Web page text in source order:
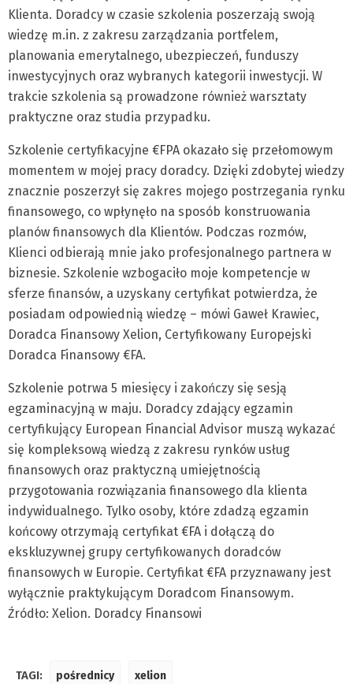
Klienta. Doradcy w czasie szkolenia poszerzają swoją
wiedzę m.in. z zakresu zarządzania portfelem,
planowania emerytalnego, ubezpieczeń, funduszy
inwestycyjnych oraz wybranych kategorii inwestycji. W
trakcie szkolenia są prowadzone również warsztaty
praktyczne oraz studia przypadku.
Szkolenie certyfikacyjne €FPA okazało się przełomowym
momentem w mojej pracy doradcy. Dzięki zdobytej wiedzy
znacznie poszerzył się zakres mojego postrzegania rynku
finansowego, co wpłynęło na sposób konstruowania
planów finansowych dla Klientów. Podczas rozmów,
Klienci odbierają mnie jako profesjonalnego partnera w
biznesie. Szkolenie wzbogaciło moje kompetencje w
sferze finansów, a uzyskany certyfikat potwierdza, że
posiadam odpowiednią wiedzę – mówi Gaweł Krawiec,
Doradca Finansowy Xelion, Certyfikowany Europejski
Doradca Finansowy €FA.
Szkolenie potrwa 5 miesięcy i zakończy się sesją
egzaminacyjną w maju. Doradcy zdający egzamin
certyfikujący European Financial Advisor muszą wykazać
się kompleksową wiedzą z zakresu rynków usług
finansowych oraz praktyczną umiejętnością
przygotowania rozwiązania finansowego dla klienta
indywidualnego. Tylko osoby, które zdadzą egzamin
końcowy otrzymają certyfikat €FA i dołączą do
ekskluzywnej grupy certyfikowanych doradców
finansowych w Europie. Certyfikat €FA przyznawany jest
wyłącznie praktykującym Doradcom Finansowym.
Źródło: Xelion. Doradcy Finansowi
TAGI: pośrednicy xelion